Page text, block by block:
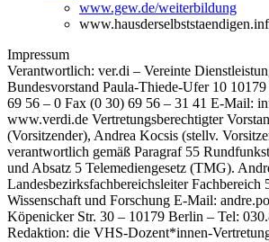
www.gew.de/weiterbildung
Impressum
Verantwortlich: ver.di – Vereinte
Bundesvorstand Paula-Thiede-Ufer 10
69 56 – 0 Fax (0 30) 69 56 – 31 41 E-Mail:
www.verdi.de Vertretungsberechtigter
(Vorsitzender), Andrea Kocsis (stellv.
verantwortlich gemäß Paragraf 55
und Absatz 5 Telemediengesetz (TMG).
Landesbezirksfachbereichsleiter Fachbereich
Wissenschaft und Forschung E-Mail:
Köpenicker Str. 30 – 10179 Berlin – Tel:
Redaktion: die VHS-Dozent*innen-